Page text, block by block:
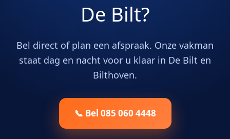
De Bilt?
Bel direct of plan een afspraak. Onze vakman
staat dag en nacht voor u klaar in De Bilt en
Bilthoven.
📞 Bel 085 060 4448